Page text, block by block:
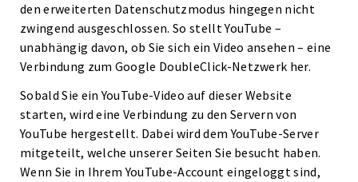
den erweiterten Datenschutzmodus hingegen nicht
zwingend ausgeschlossen. So stellt YouTube –
unabhängig davon, ob Sie sich ein Video ansehen – eine
Verbindung zum Google DoubleClick-Netzwerk her.
Sobald Sie ein YouTube-Video auf dieser Website
starten, wird eine Verbindung zu den Servern von
YouTube hergestellt. Dabei wird dem YouTube-Server
mitgeteilt, welche unserer Seiten Sie besucht haben.
Wenn Sie in Ihrem YouTube-Account eingeloggt sind,